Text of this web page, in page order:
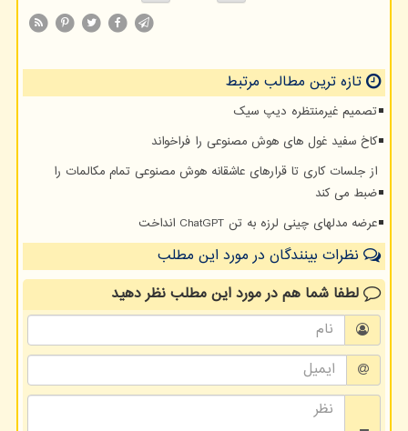
تازه ترین مطالب مرتبط
تصمیم غیرمنتظره دیپ سیک
کاخ سفید غول های هوش مصنوعی را فراخواند
از جلسات کاری تا قرارهای عاشقانه هوش مصنوعی تمام مکالمات را
ضبط می کند
عرضه مدلهای چینی لرزه به تن ChatGPT انداخت
نظرات بینندگان در مورد این مطلب
لطفا شما همدر مورد این مطلبنظر دهید